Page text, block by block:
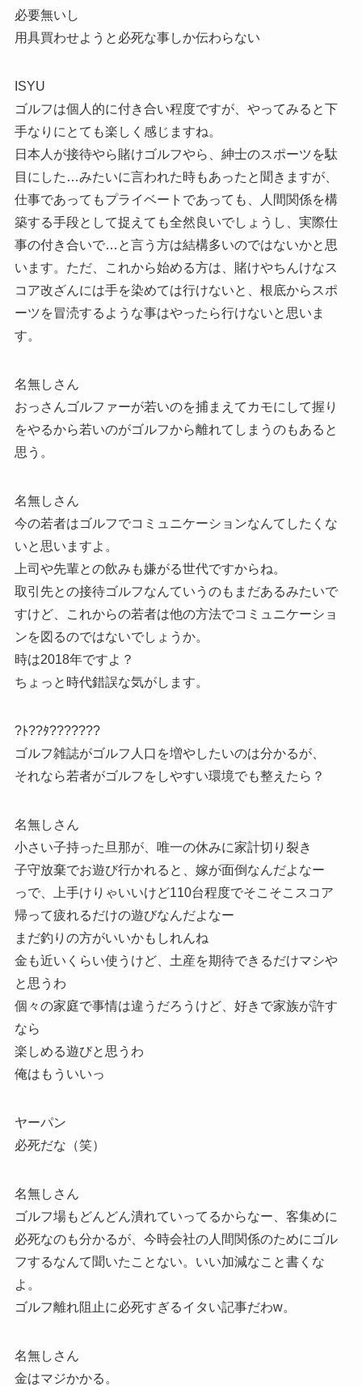
必要無いし
用具買わせようと必死な事しか伝わらない
ISYU
ゴルフは個人的に付き合い程度ですが、やってみると下
手なりにとても楽しく感じますね。
日本人が接待やら賭けゴルフやら、紳士のスポーツを駄
目にした…みたいに言われた時もあったと聞きますが、
仕事であってもプライベートであっても、人間関係を構
築する手段として捉えても全然良いでしょうし、実際仕
事の付き合いで…と言う方は結構多いのではないかと思
います。ただ、これから始める方は、賭けやちんけなス
コア改ざんには手を染めては行けないと、根底からスポ
ーツを冒涜するような事はやったら行けないと思いま
す。
名無しさん
おっさんゴルファーが若いのを捕まえてカモにして握り
をやるから若いのがゴルフから離れてしまうのもあると
思う。
名無しさん
今の若者はゴルフでコミュニケーションなんてしたくな
いと思いますよ。
上司や先輩との飲みも嫌がる世代ですからね。
取引先との接待ゴルフなんていうのもまだあるみたいで
すけど、これからの若者は他の方法でコミュニケーショ
ンを図るのではないでしょうか。
時は2018年ですよ？
ちょっと時代錯誤な気がします。
?ﾄ??ﾀ???????
ゴルフ雑誌がゴルフ人口を増やしたいのは分かるが、
それなら若者がゴルフをしやすい環境でも整えたら？
名無しさん
小さい子持った旦那が、唯一の休みに家計切り裂き
子守放棄でお遊び行かれると、嫁が面倒なんだよなー
っで、上手けりゃいいけど110台程度でそこそこスコア
帰って疲れるだけの遊びなんだよなー
まだ釣りの方がいいかもしれんね
金も近いくらい使うけど、土産を期待できるだけマシや
と思うわ
個々の家庭で事情は違うだろうけど、好きで家族が許す
なら
楽しめる遊びと思うわ
俺はもういいっ
ヤーパン
必死だな（笑）
名無しさん
ゴルフ場もどんどん潰れていってるからなー、客集めに
必死なのも分かるが、今時会社の人間関係のためにゴル
フするなんて聞いたことない。いい加減なこと書くな
よ。
ゴルフ離れ阻止に必死すぎるイタい記事だわw。
名無しさん
金はマジかかる。